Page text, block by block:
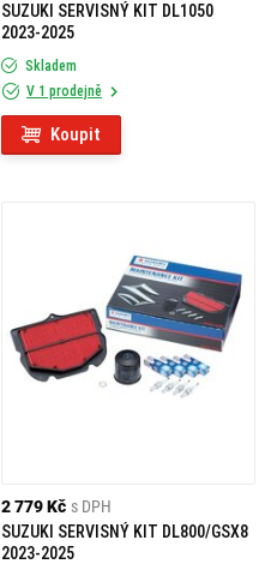
SUZUKI SERVISNÝ KIT DL1050
2023-2025
Skladem
V 1 prodejně
Koupit
2 779 Kč s DPH
SUZUKI SERVISNÝ KIT DL800/GSX8
2023-2025